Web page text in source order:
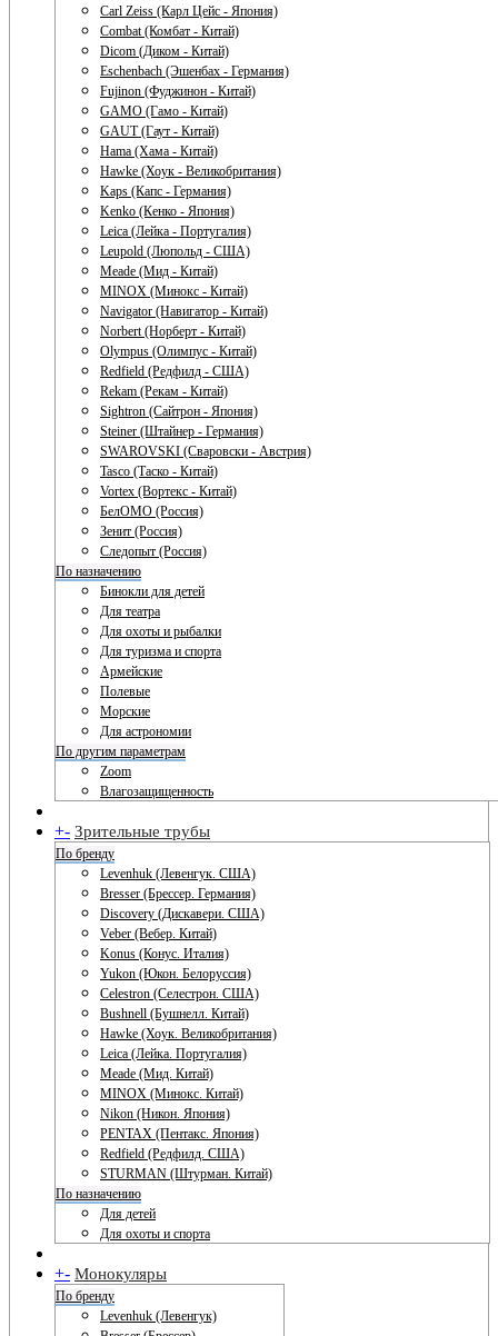
Carl Zeiss (Карл Цейс - Япония)
Combat (Комбат - Китай)
Dicom (Диком - Китай)
Eschenbach (Эшенбах - Германия)
Fujinon (Фуджинон - Китай)
GAMO (Гамо - Китай)
GAUT (Гаут - Китай)
Hama (Хама - Китай)
Hawke (Хоук - Великобритания)
Kaps (Капс - Германия)
Kenko (Кенко - Япония)
Leica (Лейка - Португалия)
Leupold (Люпольд - США)
Meade (Мид - Китай)
MINOX (Минокс - Китай)
Navigator (Навигатор - Китай)
Norbert (Норберт - Китай)
Olympus (Олимпус - Китай)
Redfield (Редфилд - США)
Rekam (Рекам - Китай)
Sightron (Сайтрон - Япония)
Steiner (Штайнер - Германия)
SWAROVSKI (Сваровски - Австрия)
Tasco (Таско - Китай)
Vortex (Вортекс - Китай)
БелОМО (Россия)
Зенит (Россия)
Следопыт (Россия)
По назначению
Бинокли для детей
Для театра
Для охоты и рыбалки
Для туризма и спорта
Армейские
Полевые
Морские
Для астрономии
По другим параметрам
Zoom
Влагозащищенность
+- Зрительные трубы
По бренду
Levenhuk (Левенгук. США)
Bresser (Брессер. Германия)
Discovery (Дискавери. США)
Veber (Вебер. Китай)
Konus (Конус. Италия)
Yukon (Юкон. Белоруссия)
Celestron (Селестрон. США)
Bushnell (Бушнелл. Китай)
Hawke (Хоук. Великобритания)
Leica (Лейка. Португалия)
Meade (Мид. Китай)
MINOX (Минокс. Китай)
Nikon (Никон. Япония)
PENTAX (Пентакс. Япония)
Redfield (Редфилд. США)
STURMAN (Штурман. Китай)
По назначению
Для детей
Для охоты и спорта
+- Монокуляры
По бренду
Levenhuk (Левенгук)